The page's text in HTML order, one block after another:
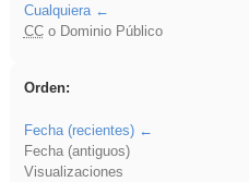
Cualquiera
CCo Dominio Público
Orden:
Fecha (recientes)
Fecha (antiguos)
Visualizaciones